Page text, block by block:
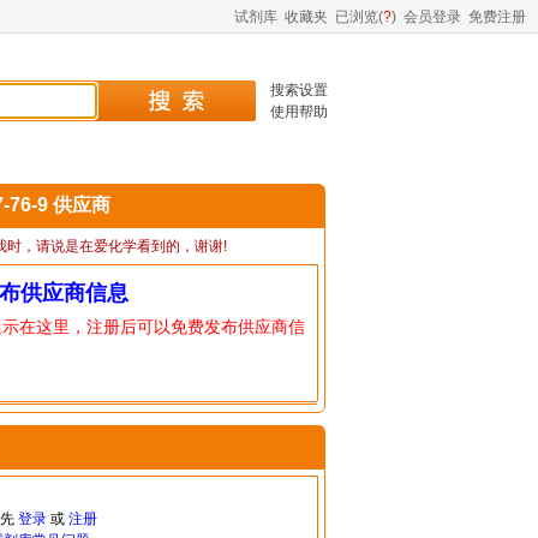
试剂库 收藏夹 已浏览(?) 会员登录 免费注册
搜索设置
使用帮助
76-9 供应商
时，请说是在爱化学看到的，谢谢!
供应商信息
在这里，注册后可以免费发布供应商信
登录或 注册